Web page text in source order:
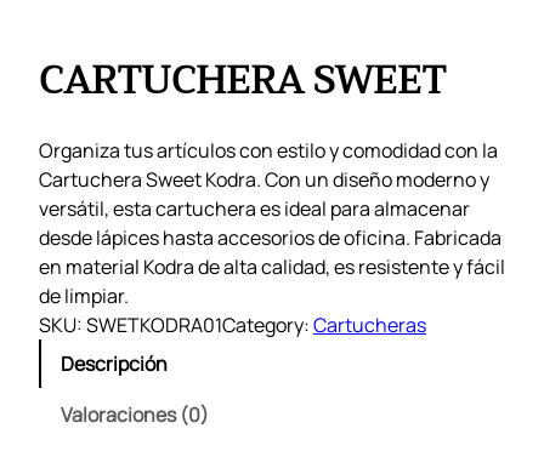
CARTUCHERA SWEET
Organiza tus artículos con estilo y comodidad con la
Cartuchera Sweet Kodra. Con un diseño moderno y
versátil, esta cartuchera es ideal para almacenar
desde lápices hasta accesorios de oficina. Fabricada
en material Kodra de alta calidad, es resistente y fácil
de limpiar.
SKU:SWETKODRA01Category:Cartucheras
Descripción
Valoraciones (0)